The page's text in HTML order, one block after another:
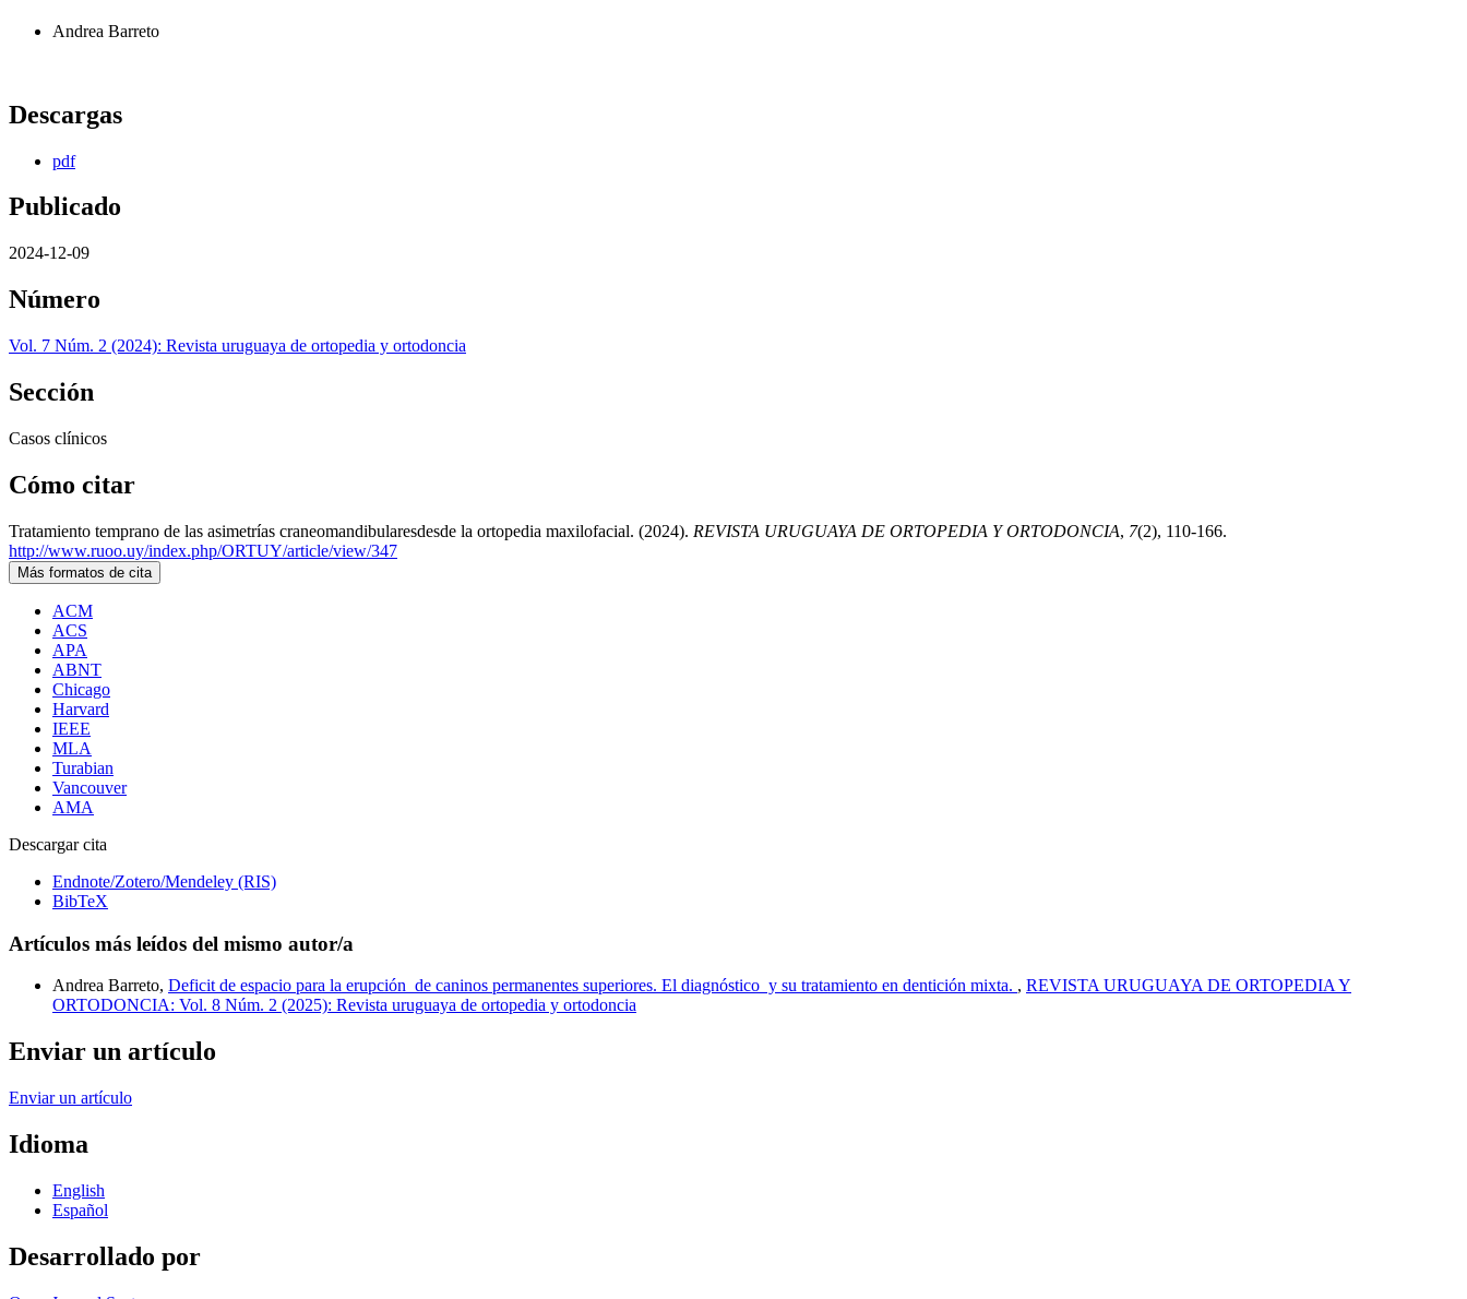
Andrea Barreto
Descargas
pdf
Publicado
2024-12-09
Número
Vol. 7 Núm. 2 (2024): Revista uruguaya de ortopedia y ortodoncia
Sección
Casos clínicos
Cómo citar
Tratamiento temprano de las asimetrías craneomandibularesdesde la ortopedia maxilofacial. (2024). REVISTA URUGUAYA DE ORTOPEDIA Y ORTODONCIA, 7(2), 110-166.
http://www.ruoo.uy/index.php/ORTUY/article/view/347
Más formatos de cita
ACM
ACS
APA
ABNT
Chicago
Harvard
IEEE
MLA
Turabian
Vancouver
AMA
Descargar cita
Endnote/Zotero/Mendeley (RIS)
BibTeX
Artículos más leídos del mismo autor/a
Andrea Barreto, Deficit de espacio para la erupción de caninos permanentes superiores. El diagnóstico y su tratamiento en dentición mixta. , REVISTA URUGUAYA DE ORTOPEDIA Y
ORTODONCIA: Vol. 8 Núm. 2 (2025): Revista uruguaya de ortopedia y ortodoncia
Enviar un artículo
Enviar un artículo
Idioma
English
Español
Desarrollado por